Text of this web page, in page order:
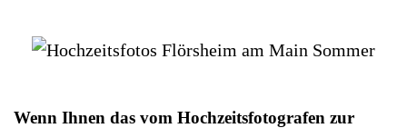
Wenn Ihnen das vom Hochzeitsfotografen zur